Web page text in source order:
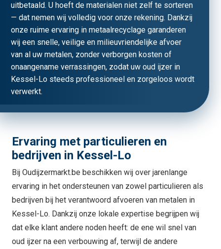
uitbetaald. U hoeft de materialen niet zelf te sorteren
— dat nemen wij volledig voor onze rekening. Dankzij
onze ruime ervaring in metaalrecyclage garanderen
wij een snelle, veilige en milieuvriendelijke afvoer
van al uw metalen, zonder verborgen kosten of
onaangename verrassingen, zodat uw oud ijzer in
Kessel-Lo steeds professioneel en zorgeloos wordt
verwerkt.
Ervaring met particulieren en
bedrijven in Kessel-Lo
Bij Oudijzermarkt.be beschikken wij over jarenlange
ervaring in het ondersteunen van zowel particulieren als
bedrijven bij het verantwoord afvoeren van metalen in
Kessel-Lo. Dankzij onze lokale expertise begrijpen wij
dat elke klant andere noden heeft: de ene wil snel van
oud ijzer na een verbouwing af, terwijl de andere